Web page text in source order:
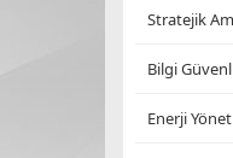
Stratejik
Bilgi
Enerji